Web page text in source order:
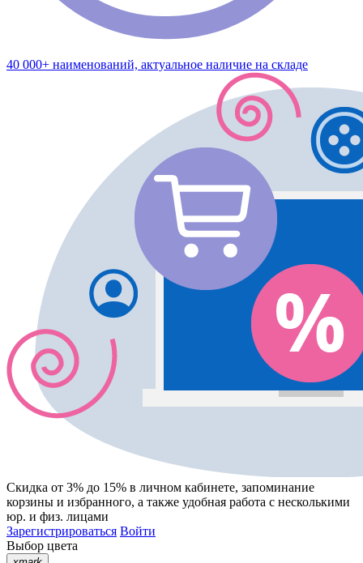
40 000+ наименований, актуальное наличие на складе
Скидка от 3% до 15% в личном кабинете, запоминание
корзины и избранного, а также удобная работа с несколькими
юр. и физ. лицами
Зарегистрироваться Войти
Выбор цвета